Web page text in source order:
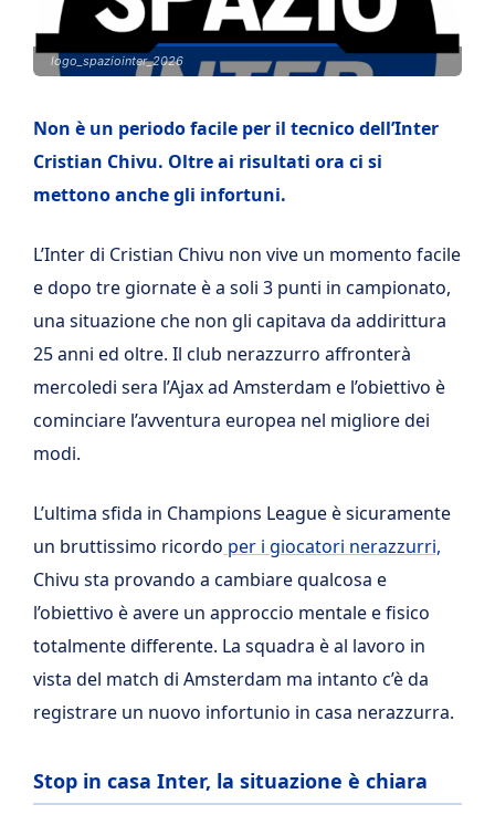
logo_spaziointer_2026
Non è un periodo facile per il tecnico dell’Inter
Cristian Chivu. Oltre ai risultati ora ci si
mettono anche gli infortuni.
L’Inter di Cristian Chivu non vive un momento facile
e dopo tre giornate è a soli 3 punti in campionato,
una situazione che non gli capitava da addirittura
25 anni ed oltre. Il club nerazzurro affronterà
mercoledi sera l’Ajax ad Amsterdam e l’obiettivo è
cominciare l’avventura europea nel migliore dei
modi.
L’ultima sfida in Champions League è sicuramente
un bruttissimo ricordo per i giocatori nerazzurri,
Chivu sta provando a cambiare qualcosa e
l’obiettivo è avere un approccio mentale e fisico
totalmente differente. La squadra è al lavoro in
vista del match di Amsterdam ma intanto c’è da
registrare un nuovo infortunio in casa nerazzurra.
Stop in casa Inter, la situazione è chiara